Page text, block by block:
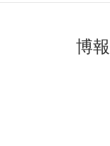
博